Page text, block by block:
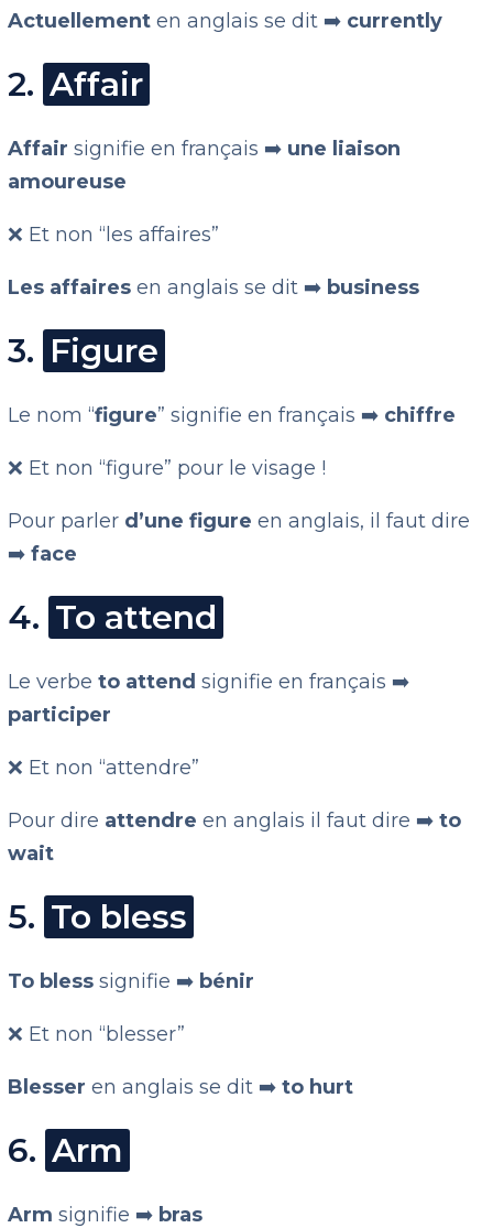
Actuellementen anglais se dit ➡️ currently
2. Affair
Affairsignifie en français ➡️ une liaison
amoureuse
❌ Et non “les affaires”
Les affaires en anglais se dit ➡️ business
3. Figure
Le nom “figure” signifie en français ➡️ chiffre
❌ Et non “figure” pour le visage !
Pour parler d’une figure en anglais, il faut dire
➡️face
4. To attend
Le verbeto attend signifie en français ➡️
participer
❌ Et non “attendre”
Pour dire attendre en anglais il faut dire ➡️to
wait
5. To bless
To blesssignifie ➡️ bénir
❌ Et non “blesser”
Blesser en anglais se dit ➡️ to hurt
6. Arm
Armsignifie ➡️ bras